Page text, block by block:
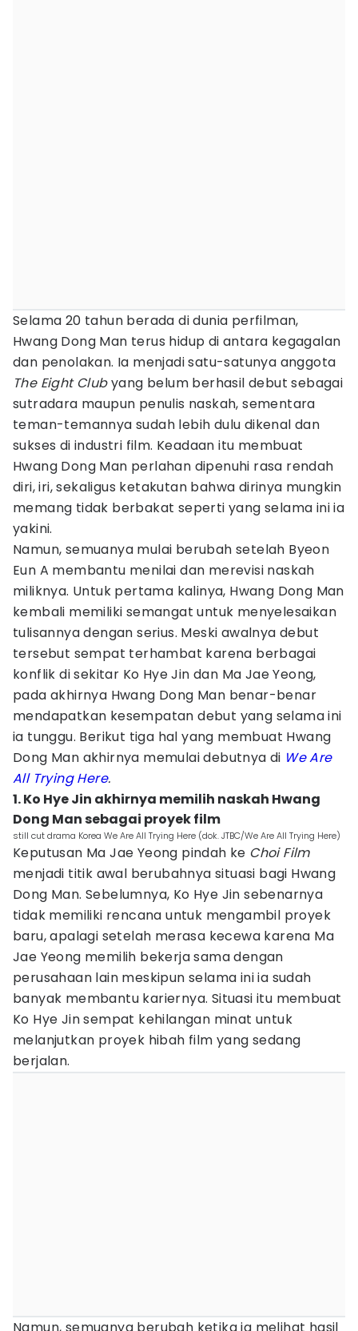
Selama 20 tahun berada di dunia perfilman,
Hwang Dong Man terus hidup di antara kegagalan
dan penolakan. Ia menjadi satu-satunya anggota
The Eight Clubyang belum berhasil debut sebagai
sutradara maupun penulis naskah, sementara
teman-temannya sudah lebih dulu dikenal dan
sukses di industri film. Keadaan itu membuat
Hwang Dong Man perlahan dipenuhi rasa rendah
diri, iri, sekaligus ketakutan bahwa dirinya mungkin
memang tidak berbakat seperti yang selama ini ia
yakini.
Namun, semuanya mulai berubah setelah Byeon
Eun A membantu menilai dan merevisi naskah
miliknya. Untuk pertama kalinya, Hwang Dong Man
kembali memiliki semangat untuk menyelesaikan
tulisannya dengan serius. Meski awalnya debut
tersebut sempat terhambat karena berbagai
konflik di sekitar Ko Hye Jin dan Ma Jae Yeong,
pada akhirnya Hwang Dong Man benar-benar
mendapatkan kesempatan debut yang selama ini
ia tunggu. Berikut tiga hal yang membuat Hwang
Dong Man akhirnya memulai debutnya di We Are
All Trying Here.
1. Ko Hye Jin akhirnya memilih naskah Hwang
Dong Man sebagai proyek film
still cut drama Korea We Are All Trying Here (dok. JTBC/We Are All Trying Here)
Keputusan Ma Jae Yeong pindah ke Choi Film
menjadi titik awal berubahnya situasi bagi Hwang
Dong Man. Sebelumnya, Ko Hye Jin sebenarnya
tidak memiliki rencana untuk mengambil proyek
baru, apalagi setelah merasa kecewa karena Ma
Jae Yeong memilih bekerja sama dengan
perusahaan lain meskipun selama ini ia sudah
banyak membantu kariernya. Situasi itu membuat
Ko Hye Jin sempat kehilangan minat untuk
melanjutkan proyek hibah film yang sedang
berjalan.